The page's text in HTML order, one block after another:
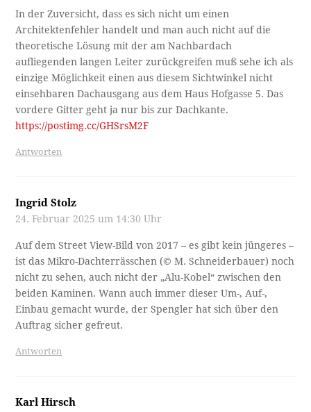
In der Zuversicht, dass es sich nicht um einen
Architektenfehler handelt und man auch nicht auf die
theoretische Lösung mit der am Nachbardach
aufliegenden langen Leiter zurückgreifen muß sehe ich als
einzige Möglichkeit einen aus diesem Sichtwinkel nicht
einsehbaren Dachausgang aus dem Haus Hofgasse 5. Das
vordere Gitter geht ja nur bis zur Dachkante.
https://postimg.cc/GHSrsM2F
Antworten
Ingrid Stolz
24. Februar 2025 um 14:30 Uhr
Auf dem Street View-Bild von 2017 – es gibt kein jüngeres –
ist das Mikro-Dachterrässchen (© M. Schneiderbauer) noch
nicht zu sehen, auch nicht der „Alu-Kobel“ zwischen den
beiden Kaminen. Wann auch immer dieser Um-, Auf-,
Einbau gemacht wurde, der Spengler hat sich über den
Auftrag sicher gefreut.
Antworten
Karl Hirsch